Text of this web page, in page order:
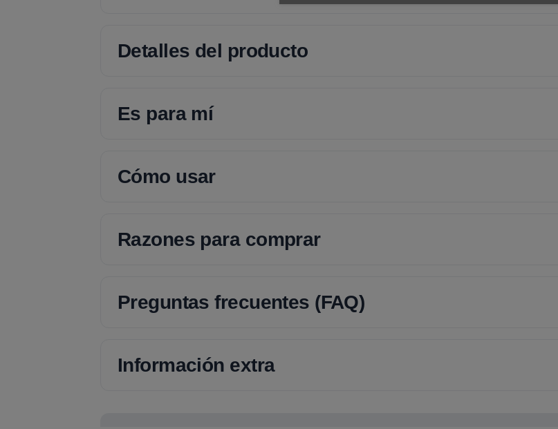
Detalles del producto
Es para mí
Cómo usar
Razones para comprar
Preguntas frecuentes (FAQ)
Información extra